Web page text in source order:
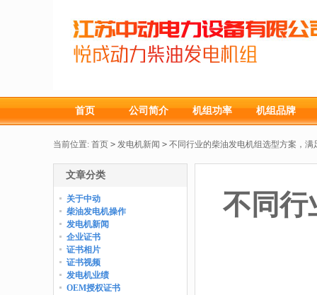
首页 公司简介 机组功率 机组品牌
当前位置: 首页 > 发电机新闻 > 不同行业的柴油发电机组选型方案，满
文章分类
关于中动
柴油发电机操作
发电机新闻
企业证书
证书相片
证书视频
发电机业绩
OEM授权证书
不同行